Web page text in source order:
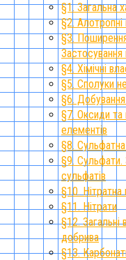
§1. Загальна
§2. Алотропні
§3.
Застосування
§4. Хімічні
§5. Сполуки
§6.
§7. Оксиди та
елементів
§8.
§9. Сульфати.
сульфатів
§10. Нітратна
§11. Нітрати
§12. Загальні
добрива
§13.